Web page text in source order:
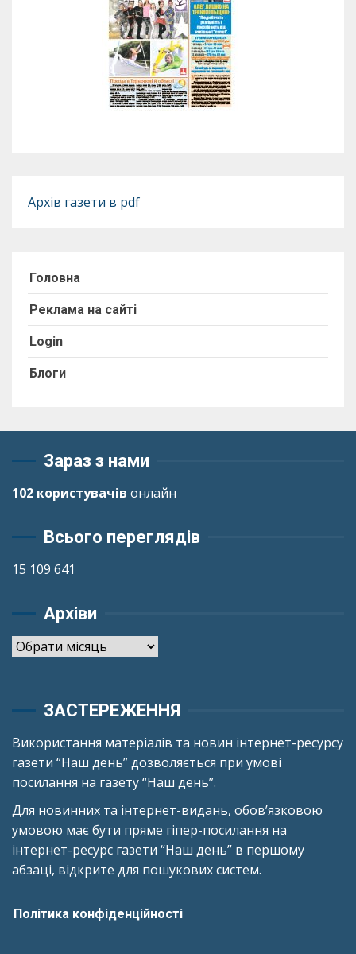
Архів газети в pdf
Головна
Реклама на сайті
Login
Блоги
Зараз з нами
102 користувачів онлайн
Всього переглядів
15 109 641
Архіви
Архіви
ЗАСТЕРЕЖЕННЯ
Використання матеріалів та новин інтернет-ресурсу
газети “Наш день” дозволяється при умові
посилання на газету “Наш день”.
Для новинних та інтернет-видань, обов’язковою
умовою має бути пряме гіпер-посилання на
інтернет-ресурс газети “Наш день” в першому
абзаці, відкрите для пошукових систем.
Політика конфіденційності